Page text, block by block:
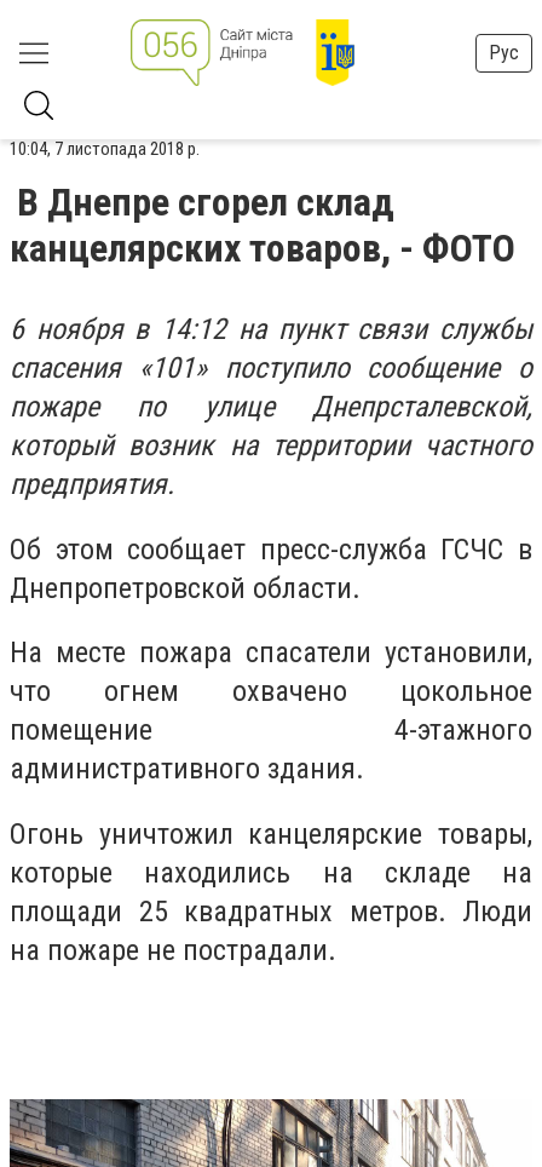
Рус
10:04, 7 листопада 2018 р.
В Днепре сгорел склад
канцелярских товаров, - ФОТО
6 ноября в 14:12 на пункт связи службы
спасения «101» поступило сообщение о
пожаре по улице Днепрсталевской,
который возник на территории частного
предприятия.
Об этом сообщает пресс-служба ГСЧС в
Днепропетровской области.
На месте пожара спасатели установили,
что огнем охвачено цокольное
помещение 4-этажного
административного здания.
Огонь уничтожил канцелярские товары,
которые находились на складе на
площади 25 квадратных метров. Люди
на пожаре не пострадали.